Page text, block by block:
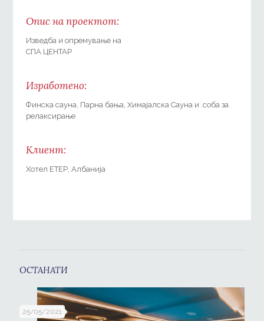
Опис на проектот:
Изведба и опремување на
СПА ЦЕНТАР
Изработено:
Финска сауна, Парна бања, Химајалска Сауна и .соба за
релаксирање
Клиент:
Хотел ЕТЕР, Албанија
ОСТАНАТИ
25/05/2021